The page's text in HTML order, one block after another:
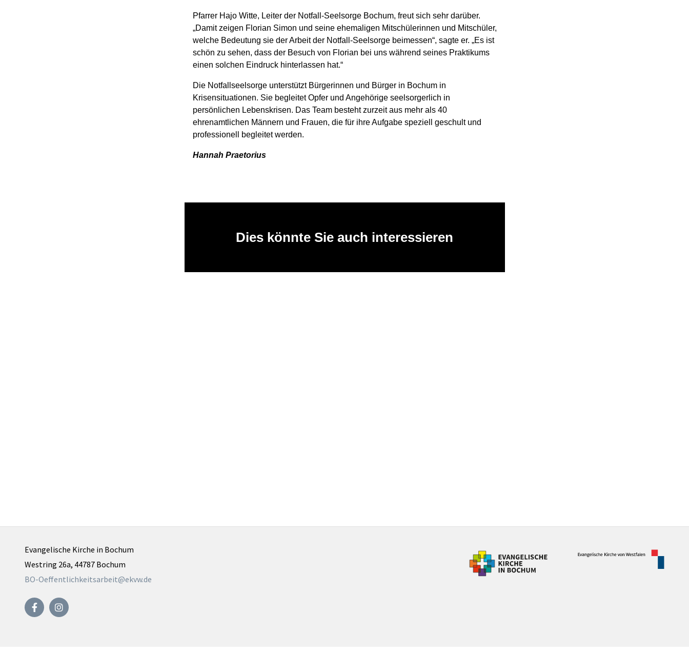
Pfarrer Hajo Witte, Leiter der Notfall-Seelsorge Bochum, freut sich sehr darüber.
„Damit zeigen Florian Simon und seine ehemaligen Mitschülerinnen und Mitschüler,
welche Bedeutung sie der Arbeit der Notfall-Seelsorge beimessen“, sagte er. „Es ist
schön zu sehen, dass der Besuch von Florian bei uns während seines Praktikums
einen solchen Eindruck hinterlassen hat.“
Die Notfallseelsorge unterstützt Bürgerinnen und Bürger in Bochum in
Krisensituationen. Sie begleitet Opfer und Angehörige seelsorgerlich in
persönlichen Lebenskrisen. Das Team besteht zurzeit aus mehr als 40
ehrenamtlichen Männern und Frauen, die für ihre Aufgabe speziell geschult und
professionell begleitet werden.
Hannah Praetorius
Dies könnte Sie auch interessieren
Evangelische Kirche in Bochum
Westring 26a, 44787 Bochum
BO-Oeffentlichkeitsarbeit@ekvw.de